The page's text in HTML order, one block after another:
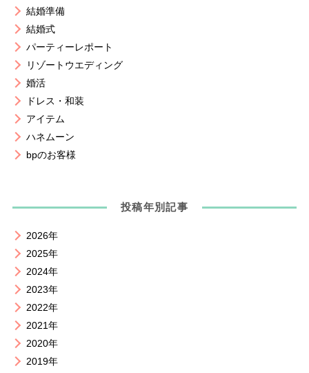
結婚準備
結婚式
パーティーレポート
リゾートウエディング
婚活
ドレス・和装
アイテム
ハネムーン
bpのお客様
投稿年別記事
2026年
2025年
2024年
2023年
2022年
2021年
2020年
2019年